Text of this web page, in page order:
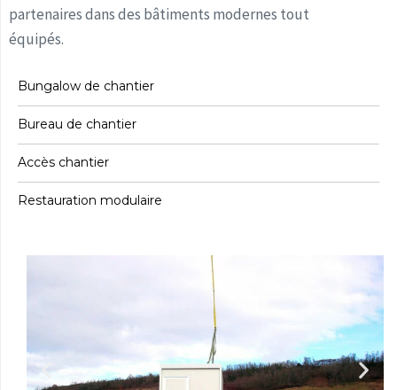
partenaires dans des bâtiments modernes tout
équipés.
Bungalow de chantier
Bureau de chantier
Accès chantier
Restauration modulaire